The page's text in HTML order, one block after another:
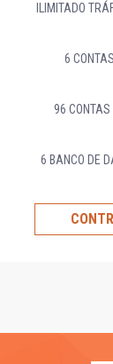
ILIMITADO
6
96 CONTAS
6 BANCO DE